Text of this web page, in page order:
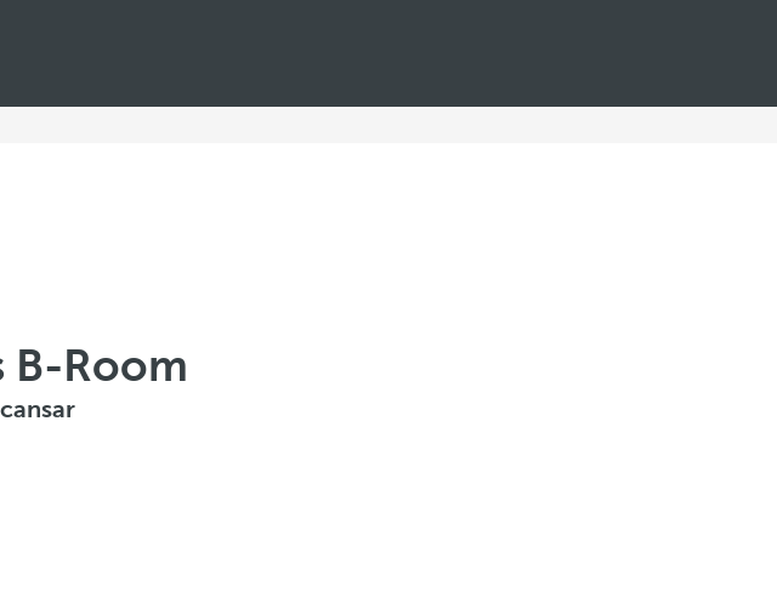
B-Room